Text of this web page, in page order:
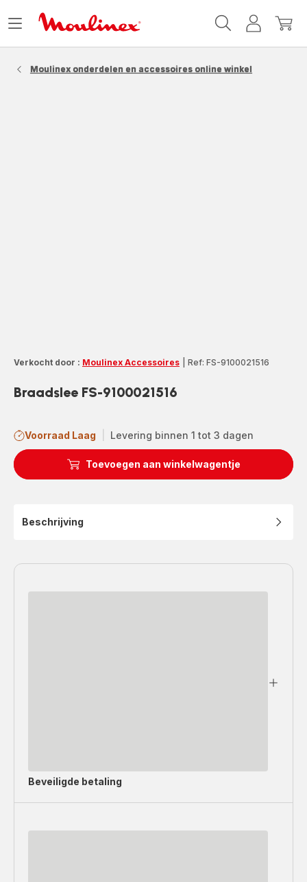
MijnMijn
Menu
Moulinex onderdelen en accessoires online winkel
Verkocht door : Moulinex Accessoires Ref: FS-9100021516
Braadslee FS-9100021516
Voorraad Laag Levering binnen 1 tot 3 dagen
Toevoegen aan winkelwagentje
Beschrijving
Beveiligde betaling